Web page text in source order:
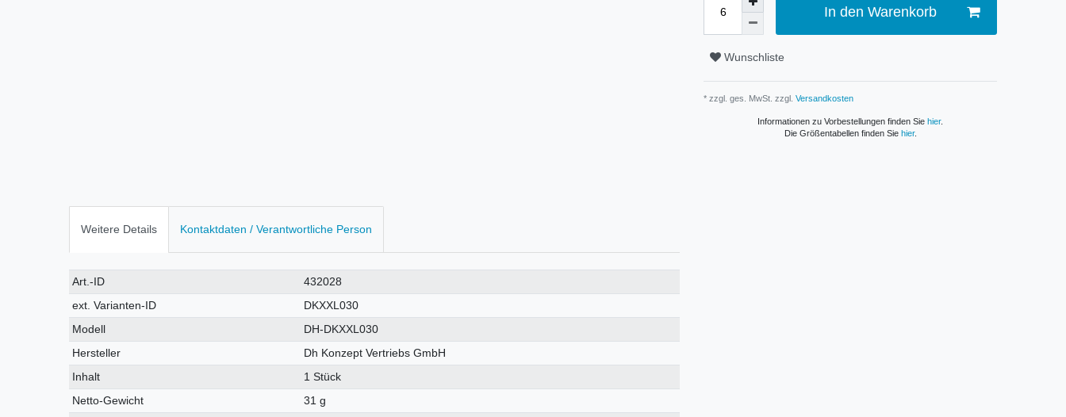
In den Warenkorb
Wunschliste
* zzgl. ges. MwSt. zzgl. Versandkosten
Informationen zu Vorbestellungen finden Sie hier.
Die Größentabellen finden Sie hier.
Weitere Details Kontaktdaten / Verantwortliche Person
Technisches
Merkmal
Wert
Art.-ID
432028
ext. Varianten-ID
DKXXL030
Modell
DH-DKXXL030
Hersteller
Dh Konzept Vertriebs GmbH
Inhalt
1 Stück
Netto-Gewicht
31 g